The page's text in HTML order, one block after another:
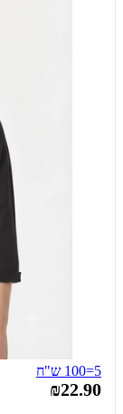
5=100 ש"ח
₪22.90